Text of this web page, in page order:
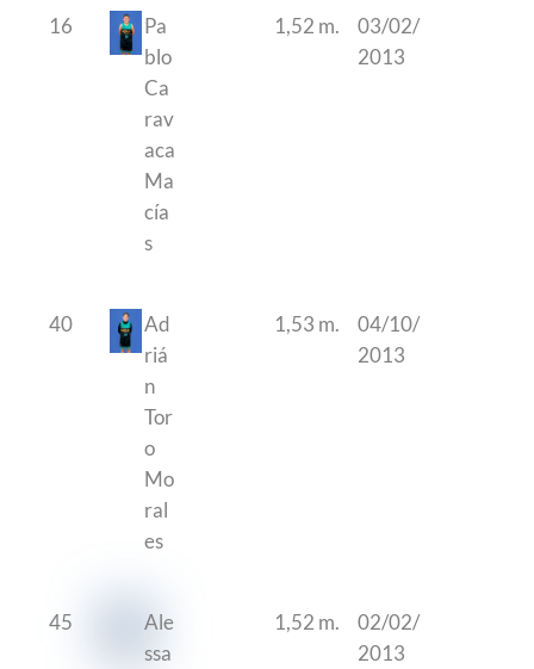
16
Pa
blo
Ca
rav
aca
Ma
cía
s
1,52 m.
03/02/
2013
40
Ad
riá
n
Tor
o
Mo
ral
es
1,53 m.
04/10/
2013
45
Ale
ssa
1,52 m.
02/02/
2013